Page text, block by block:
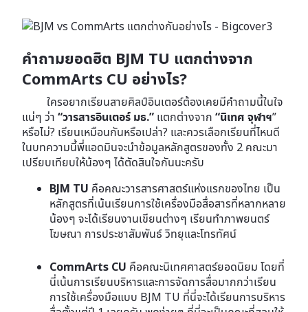
คำถามยอดฮิต BJM TU แตกต่างจาก
CommArts CU อย่างไร?
ใครอยากเรียนสายศิลป์อินเตอร์ต้องเคยมีคำถามนี้ในใจ
แน่ๆ ว่า “วารสารอินเตอร์ มธ.” แตกต่างจาก “นิเทศ จุฬาฯ”
หรือไม่? เรียนเหมือนกันหรือเปล่า? และควรเลือกเรียนที่ไหนดี
ในบทความนี้พี่แอดมินจะนำข้อมูลหลักสูตรของทั้ง 2 คณะมา
เปรียบเทียบให้น้องๆ ได้ตัดสินใจกันนะครับ
BJM TU คือคณะวารสารศาสตร์แห่งแรกของไทย เป็น
หลักสูตรที่เน้นเรียนการใช้เครื่องมือสื่อสารที่หลากหลาย
น้องๆ จะได้เรียนงานเขียนต่างๆ เรียนทำภาพยนตร์
โฆษณา การประชาสัมพันธ์ วิทยุและโทรทัศน์
CommArts CU คือคณะนิเทศศาสตร์ยอดนิยม โดยที่
นี่เน้นการเรียนบริหารและการจัดการสื่อมากกว่าเรียน
การใช้เครื่องมือแบบ BJM TU ที่นี่จะได้เรียนการบริหาร